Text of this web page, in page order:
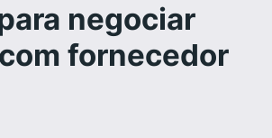
negociar
fornecedor